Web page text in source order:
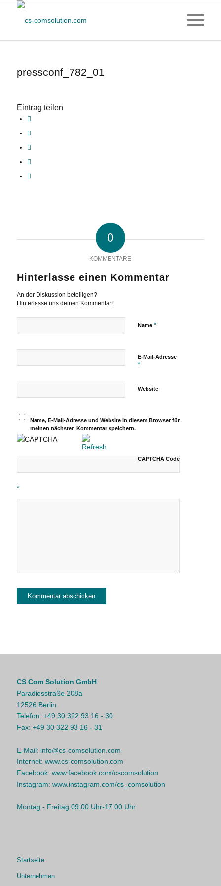
pressconf_782_01
Eintrag teilen
0
KOMMENTARE
Hinterlasse einen Kommentar
An der Diskussion beteiligen?
Hinterlasse uns deinen Kommentar!
Name *
E-Mail-Adresse
*
Website
Name, E-Mail-Adresse und Website in diesem Browser für
meinen nächsten Kommentar speichern.
CAPTCHA Code
*
CS Com Solution GmbH
Paradiesstraße 208a
12526 Berlin
Telefon: +49 30 322 93 16 - 30
Fax: +49 30 322 93 16 - 31
E-Mail: info@cs-comsolution.com
Internet: www.cs-comsolution.com
Facebook: www.facebook.com/cscomsolution
Instagram: www.instagram.com/cs_comsolution
Montag - Freitag 09:00 Uhr-17:00 Uhr
Startseite
Unternehmen